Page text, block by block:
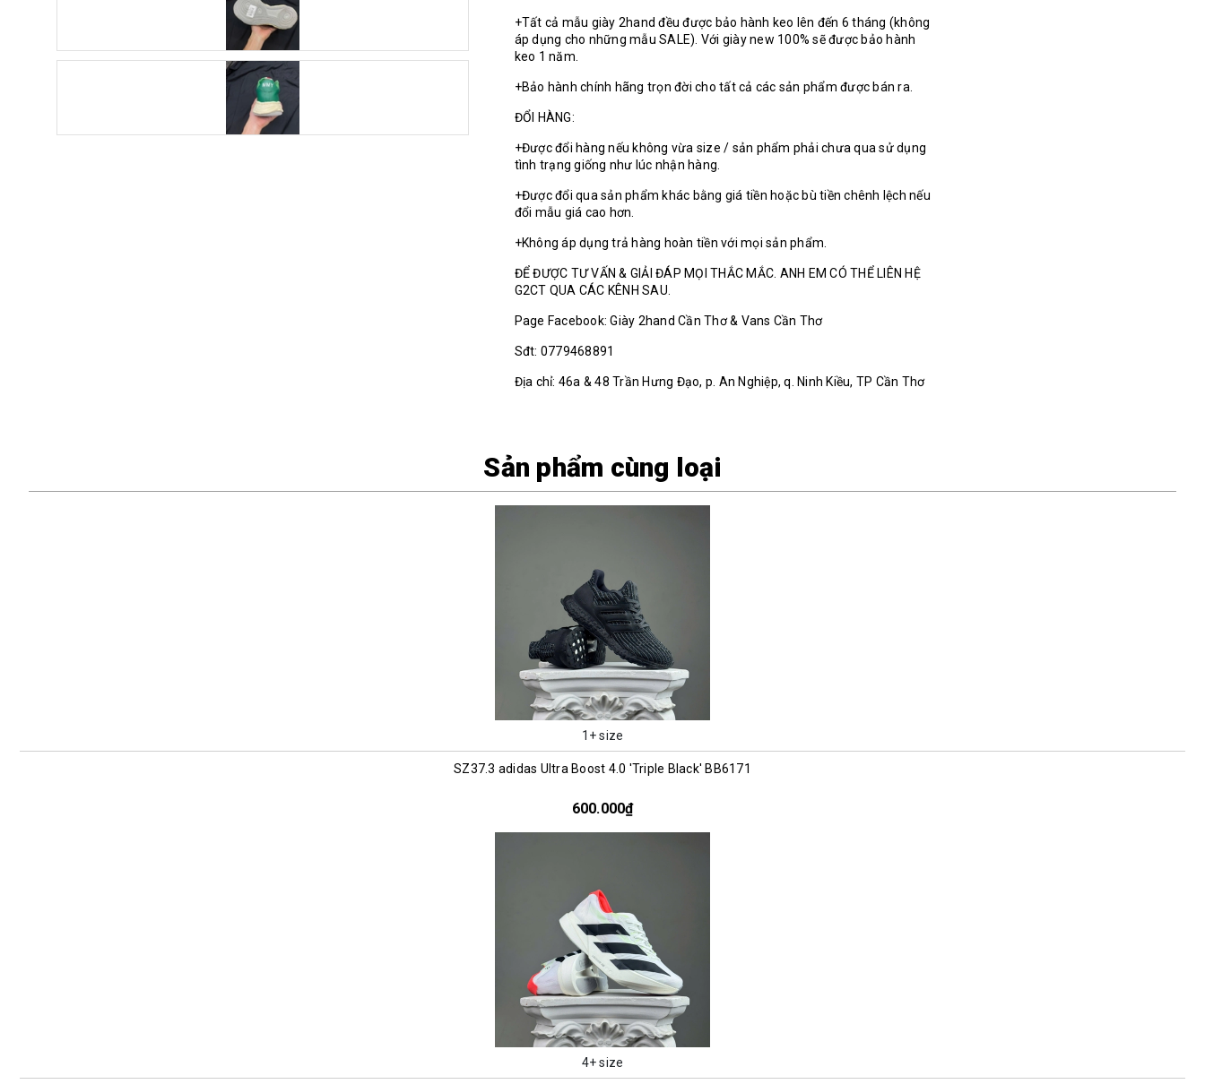
+Tất cả mẫu giày 2hand đều được bảo hành keo lên đến 6 tháng (không
áp dụng cho những mẫu SALE). Với giày new 100% sẽ được bảo hành
keo 1 năm.
+Bảo hành chính hãng trọn đời cho tất cả các sản phẩm được bán ra.
ĐỔI HÀNG:
+Được đổi hàng nếu không vừa size / sản phẩm phải chưa qua sử dụng
tình trạng giống như lúc nhận hàng.
+Được đổi qua sản phẩm khác bằng giá tiền hoặc bù tiền chênh lệch nếu
đổi mẫu giá cao hơn.
+Không áp dụng trả hàng hoàn tiền với mọi sản phẩm.
ĐỂ ĐƯỢC TƯ VẤN & GIẢI ĐÁP MỌI THẮC MẮC. ANH EM CÓ THỂ LIÊN HỆ
G2CT QUA CÁC KÊNH SAU.
Page Facebook: Giày 2hand Cần Thơ & Vans Cần Thơ
Sđt: 0779468891
Địa chỉ: 46a & 48 Trần Hưng Đạo, p. An Nghiệp, q. Ninh Kiều, TP Cần Thơ
Sản phẩm cùng loại
1+ size
SZ37.3 adidas Ultra Boost 4.0 'Triple Black' BB6171
600.000₫
4+ size